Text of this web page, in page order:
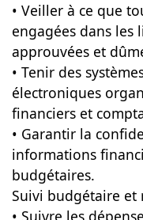
• Veiller à ce que
engagées dans les
approuvées et
• Tenir des
électroniques
financiers et
• Garantir la
informations
budgétaires.
Suivi budgétaire et
• Suivre les